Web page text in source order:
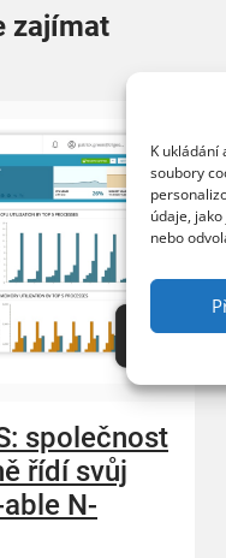
K
soubory
údaje,
nebo
zajímat
společnost
řídí svůj
N-